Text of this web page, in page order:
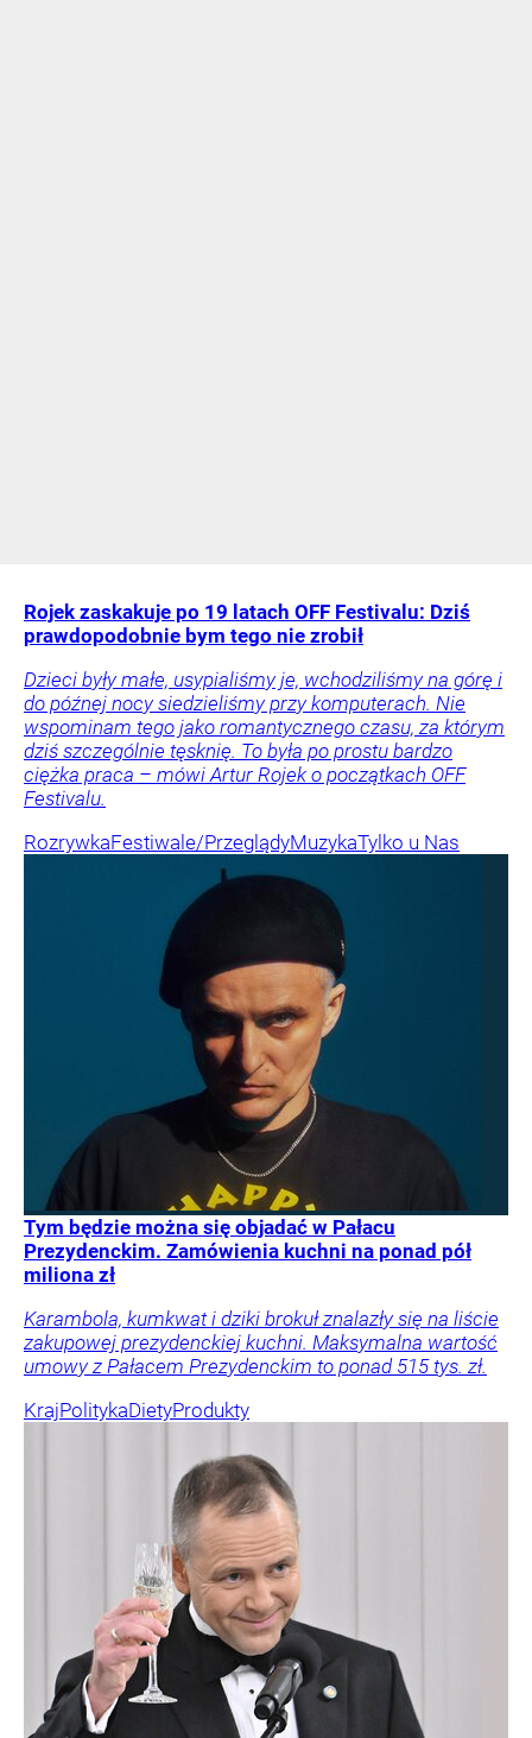
Rojek zaskakuje po 19 latach OFF Festivalu: Dziś
prawdopodobnie bym tego nie zrobił
Dzieci były małe, usypialiśmy je, wchodziliśmy na górę i
do późnej nocy siedzieliśmy przy komputerach. Nie
wspominam tego jako romantycznego czasu, za którym
dziś szczególnie tęsknię. To była po prostu bardzo
ciężka praca – mówi Artur Rojek o początkach OFF
Festivalu.
RozrywkaFestiwale/PrzeglądyMuzykaTylko u Nas
Tym będzie można się objadać w Pałacu
Prezydenckim. Zamówienia kuchni na ponad pół
miliona zł
Karambola, kumkwat i dziki brokuł znalazły się na liście
zakupowej prezydenckiej kuchni. Maksymalna wartość
umowy z Pałacem Prezydenckim to ponad 515 tys. zł.
KrajPolitykaDietyProdukty